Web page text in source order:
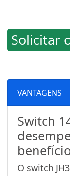
Solicitar
VANTAGENS
Switch
benefício
O switch